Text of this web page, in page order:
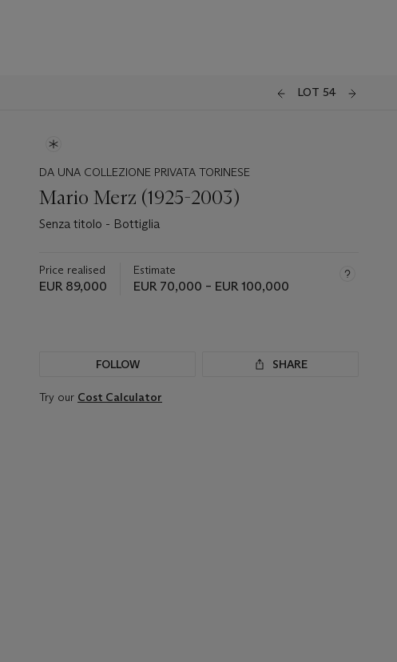
LOT 54
DA UNA COLLEZIONE PRIVATA TORINESE
Mario Merz (1925-2003)
Senza titolo - Bottiglia
Price realised
EUR 89,000
Estimate
EUR 70,000 – EUR 100,000
FOLLOW SHARE
Try our Cost Calculator